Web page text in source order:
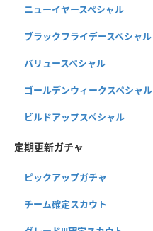
ニューイヤースペシャル
ブラックフライデースペシャル
バリュースペシャル
ゴールデンウィークスペシャル
ビルドアップスペシャル
定期更新ガチャ
ピックアップガチャ
チーム確定スカウト